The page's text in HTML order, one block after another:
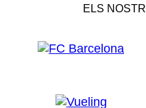
ELS